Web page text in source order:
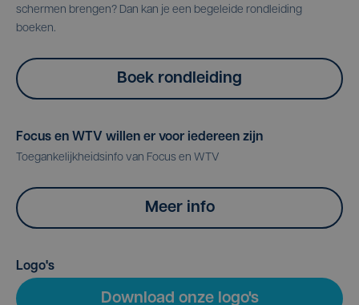
schermen brengen? Dan kan je een begeleide rondleiding
boeken.
Boek rondleiding
Focus en WTV willen er voor iedereen zijn
Toegankelijkheidsinfo van Focus en WTV
Meer info
Logo's
Download onze logo's